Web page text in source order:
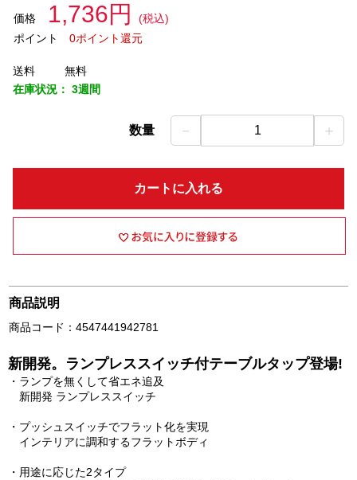
価格 1,736円
(税込)
ポイント
0ポイント還元
送料
無料
在庫状況： 3週間
数量 － 1 ＋
カートに入れる
商品説明
商品コード：4547441942781
新開発。ランプレススイッチ付テーブルタップ登場!
・ランプを無くして省エネ追及
新開発 ランプレススイッチ
・プッシュスイッチでフラット化を実現
インテリアに調和するフラットボディ
・用途に応じた2タイプ